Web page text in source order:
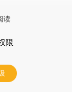
读
限